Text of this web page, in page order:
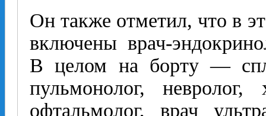
Он также отметил, что в
включены врач-
В целом на борту —
пульмонолог, невролог,
офтальмолог, врач